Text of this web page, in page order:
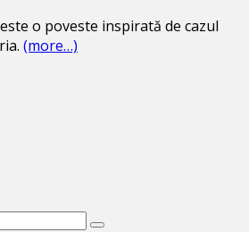
o poveste inspirată de cazul
(more…)